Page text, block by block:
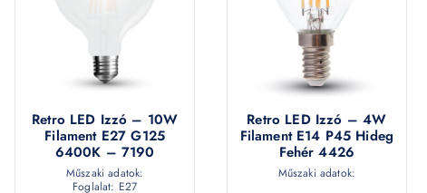
Retro LED Izzó – 10W
Filament E27 G125
6400K – 7190
Műszaki adatok:
Foglalat: E27
Retro LED Izzó – 4W
Filament E14 P45 Hideg
Fehér 4426
Műszaki adatok: